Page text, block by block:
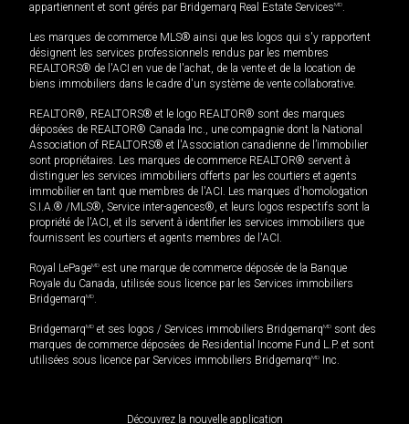
appartiennent et sont gérés par Bridgemarq Real Estate ServicesMD.
Les marques de commerce MLS® ainsi que les logos qui s'y rapportent
désignent les services professionnels rendus par les membres
REALTORS® de l'ACI en vue de l'achat, de la vente et de la location de
biens immobiliers dans le cadre d'un système de vente collaborative.
REALTOR®, REALTORS® et le logo REALTOR® sont des marques
déposées de REALTOR® Canada Inc., une compagnie dont la National
Association of REALTORS® et l'Association canadienne de l’immobilier
sont propriétaires. Les marques de commerce REALTOR® servent à
distinguer les services immobiliers offerts par les courtiers et agents
immobilier en tant que membres de l'ACI. Les marques d'homologation
S.I.A.® /MLS®, Service inter-agences®, et leurs logos respectifs sont la
propriété de l'ACI, et ils servent à identifier les services immobiliers que
fournissent les courtiers et agents membres de l'ACI.
Royal LePageMD est une marque de commerce déposée de la Banque
Royale du Canada, utilisée sous licence par les Services immobiliers
BridgemarqMD.
BridgemarqMD et ses logos / Services immobiliers BridgemarqMD sont des
marques de commerce déposées de Residential Income Fund L.P. et sont
utilisées sous licence par Services immobiliers BridgemarqMD Inc.
Découvrez la nouvelle application